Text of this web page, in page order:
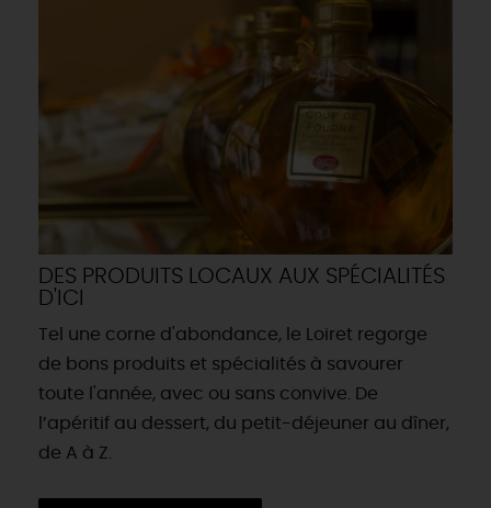
DEMAIN
CE WEEK-END
CETTE SEMAINE
DES PRODUITS LOCAUX AUX SPÉCIALITÉS
D'ICI
Tel une corne d'abondance, le Loiret regorge
de bons produits et spécialités à savourer
toute l'année, avec ou sans convive. De
l’apéritif au dessert, du petit-déjeuner au dîner,
de A à Z.